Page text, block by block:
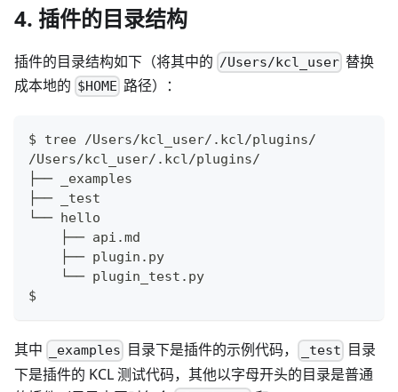
4. 插件的目录结构
插件的目录结构如下（将其中的 /Users/kcl_user 替换
成本地的 $HOME 路径）：
$ tree /Users/kcl_user/.kcl/plugins/
/Users/kcl_user/.kcl/plugins/
├── _examples
├── _test
└── hello
    ├── api.md
    ├── plugin.py
    └── plugin_test.py
$
其中 _examples 目录下是插件的示例代码， _test 目录
下是插件的 KCL 测试代码，其他以字母开头的目录是普通